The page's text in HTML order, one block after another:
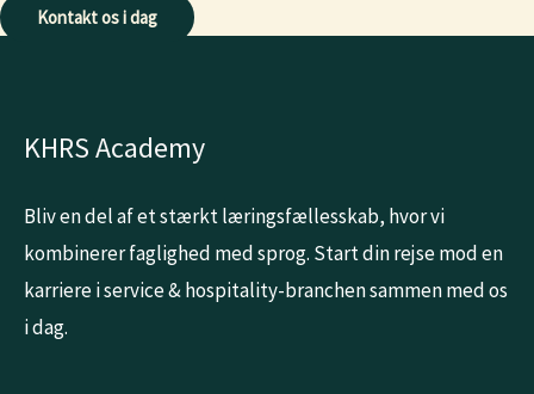
Kontakt os i dag
KHRS Academy
Bliv en del af et stærkt læringsfællesskab, hvor vi
kombinerer faglighed med sprog. Start din rejse mod en
karriere i service & hospitality-branchen sammen med os
i dag.